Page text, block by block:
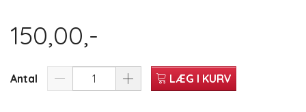
150,00,-
Antal LÆG I KURV